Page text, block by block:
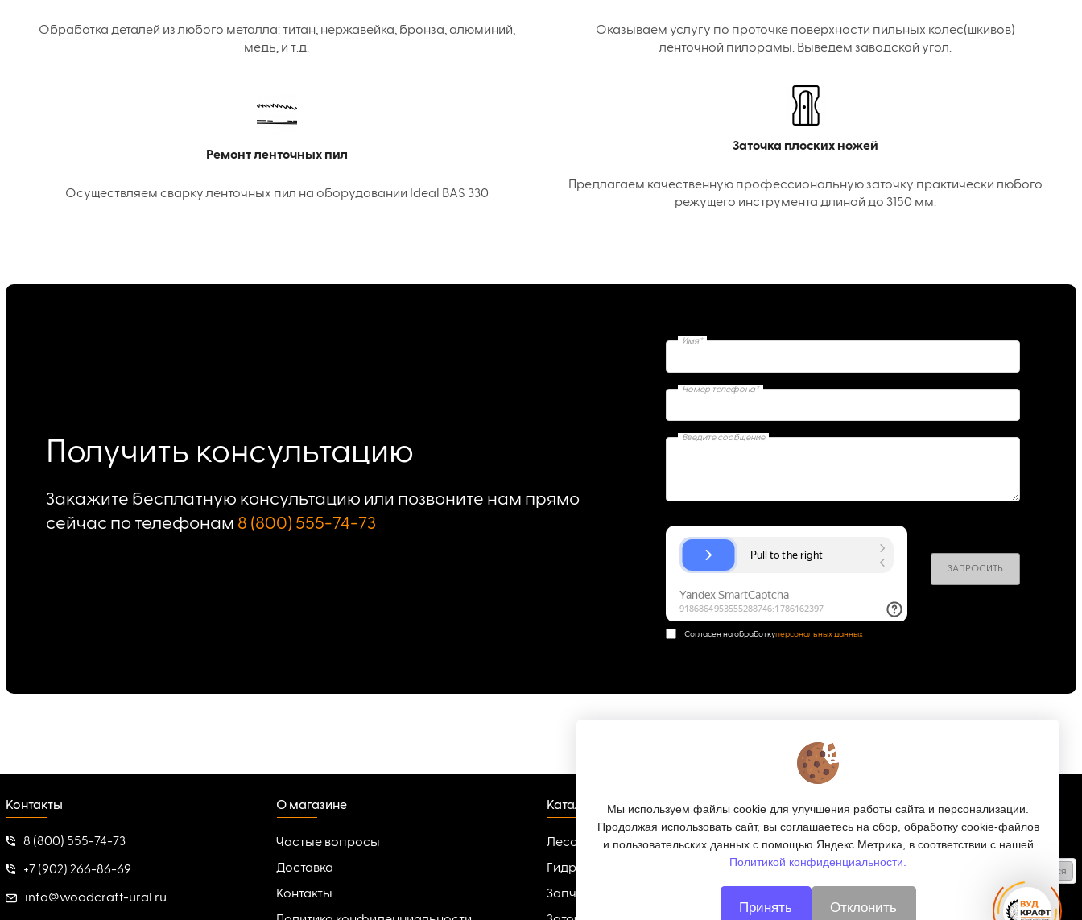
Обработка деталей из любого металла: титан, нержавейка, бронза, алюминий,
медь, и т.д.
Оказываем услугу по проточке поверхности пильных колес(шкивов)
ленточной пилорамы. Выведем заводской угол.
Ремонт ленточных пил
Осуществляем сварку ленточных пил на оборудовании Ideal BAS 330
Заточка плоских ножей
Предлагаем качественную профессиональную заточку практически любого
режущего инструмента длиной до 3150 мм.
Получить консультацию
Закажите бесплатную консультацию или позвоните нам прямо
сейчас по телефонам 8 (800) 555-74-73
Имя*
Номер телефона*
Введите сообщение
ЗАПРОСИТЬ
Согласен на обработкуперсональных данных
Контакты
8 (800) 555-74-73
+7 (902) 266-86-69
info@woodcraft-ural.ru
О магазине
Частые вопросы
Доставка
Контакты
Каталог
Лесопильное оборудование
Гидроманипуляторы
Запчасти для гидроманипуляторов
Подписка
Получайте только полезные статьи!
Подписаться
персональных данных
Мы используем файлы cookie для улучшения работы сайта и персонализации.
Продолжая использовать сайт, вы соглашаетесь на сбор, обработку cookie-файлов
и пользовательских данных с помощью Яндекс.Метрика, в соответствии с нашей
Политикой конфиденциальности.
Принять Отклонить